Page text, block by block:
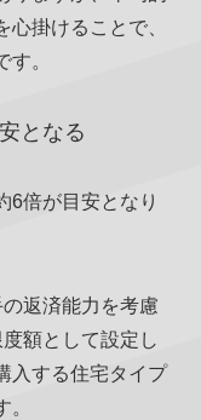
掛けることで、
。
となる
6倍が目安となり
返済能力を考慮
額として設定し
入する住宅タイプ